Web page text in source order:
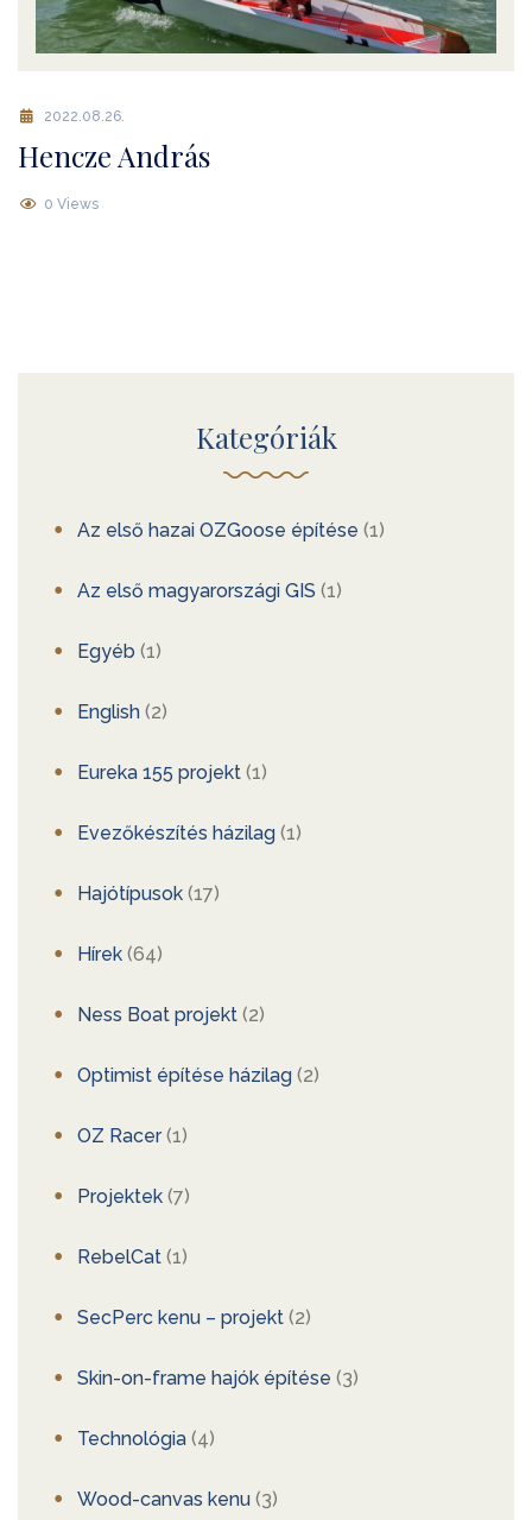
2022.08.26.
Hencze András
0 Views
Kategóriák
Az első hazai OZGoose építése (1)
Az első magyarországi GIS (1)
Egyéb (1)
English (2)
Eureka 155 projekt (1)
Evezőkészítés házilag (1)
Hajótípusok (17)
Hírek (64)
Ness Boat projekt (2)
Optimist építése házilag (2)
OZ Racer(1)
Projektek (7)
RebelCat (1)
SecPerc kenu – projekt (2)
Skin-on-frame hajók építése (3)
Technológia (4)
Wood-canvas kenu (3)